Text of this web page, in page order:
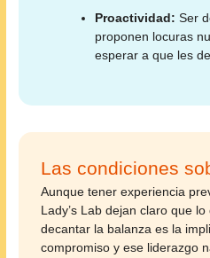
Proactividad: Ser
proponen locuras
esperar a que les
Las condiciones
Aunque tener experiencia
Lady’s Lab dejan claro que
decantar la balanza es la
compromiso y ese liderazgo